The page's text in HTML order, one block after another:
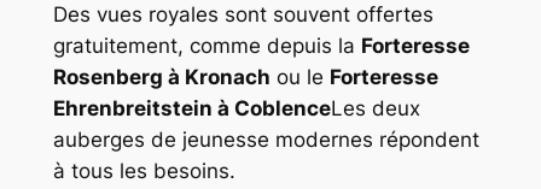
Des vues royales sont souvent offertes
gratuitement, comme depuis la Forteresse
Rosenberg à Kronach ou le Forteresse
Ehrenbreitstein à CoblenceLes deux
auberges de jeunesse modernes répondent
à tous les besoins.